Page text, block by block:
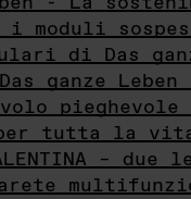
i moduli
di Das
ganze Leben
per tutta la
–